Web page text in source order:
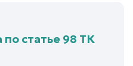
статье 98 ТК